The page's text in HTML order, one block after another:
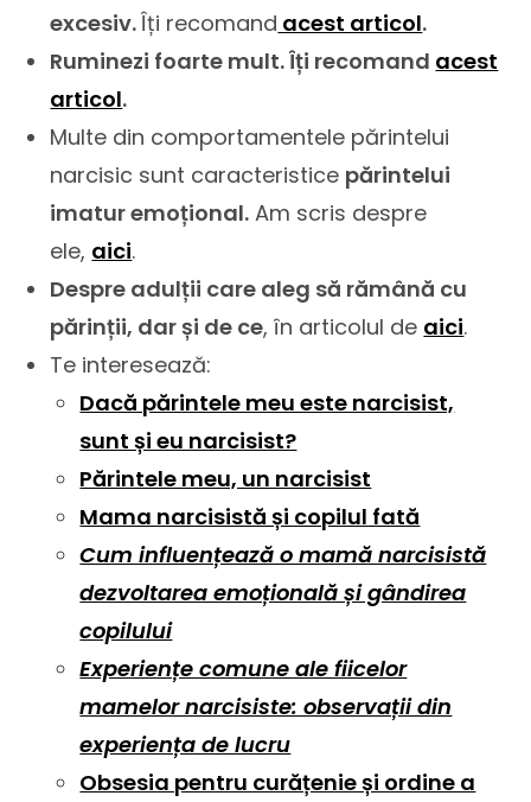
excesiv.Îți recomand acest articol.
Ruminezi foarte mult. Îți recomand acest
articol.
Multe din comportamentele părintelui
narcisic sunt caracteristice părintelui
imatur emoțional. Am scris despre
ele, aici.
Despre adulții care aleg să rămână cu
părinții, dar și de ce, în articolul de aici.
Te interesează:
Dacă părintele meu este narcisist,
sunt și eu narcisist?
Părintele meu, un narcisist
Mama narcisistă și copilul fată
Cum influențează o mamă narcisistă
dezvoltarea emoțională și gândirea
copilului
Experiențe comune ale fiicelor
mamelor narcisiste: observații din
experiența de lucru
Obsesia pentru curățenie și ordine a